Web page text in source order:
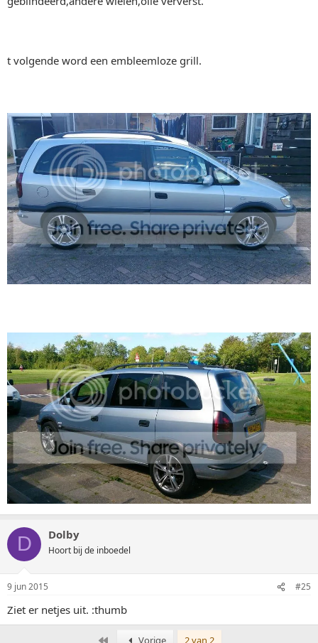
t volgende word een embleemloze grill.
D Dolby
Hoort bij de inboedel
9 jun 2015 #25
Ziet er netjes uit. :thumb
Eerste Vorige 2 van 2